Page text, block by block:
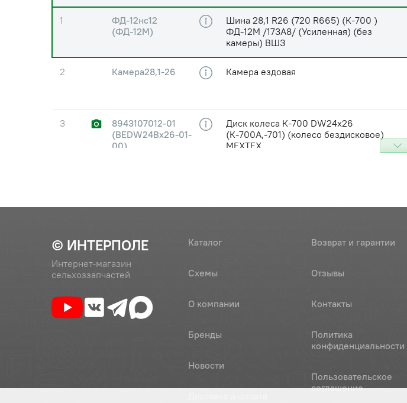
1
ФД-12нс12
(ФД-12М)
Шина 28,1 R26 (720 R665) (К-700 )
ФД-12М /173A8/ (Усиленная) (без
камеры) ВШЗ
2 Камера28,1-26 Камера ездовая
3
8943107012-01
(BEDW24Bх26-01-
00)
Диск колеса К-700 DW24x26
(К-700А,-701) (колесо бездисковое)
МЕХТЕХ
© ИНТЕРПОЛЕ
Интернет-магазин
сельхоззапчастей
Каталог
Схемы
О компании
Бренды
Новости
Возврат и гарантии
Отзывы
Контакты
Политика
конфиденциальности
Пользовательское
соглашение